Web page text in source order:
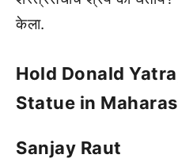
केला.
Hold Donald
Statue in
Sanjay Raut